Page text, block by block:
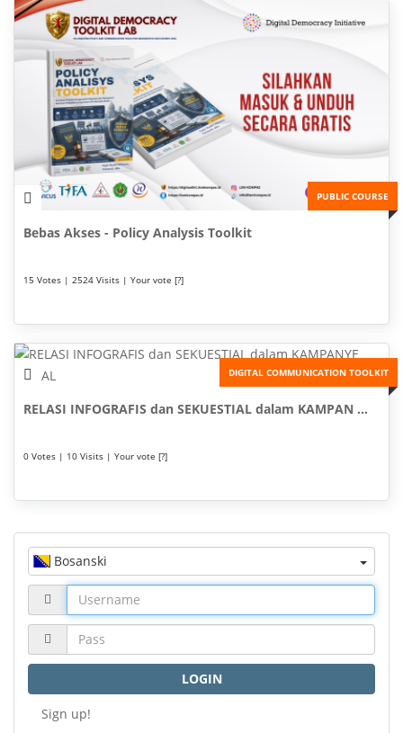
PUBLIC COURSE
Bebas Akses - Policy Analysis Toolkit
15 Votes | 2524 Visits | Your vote [?]
DIGITAL COMMUNICATION TOOLKIT
RELASI INFOGRAFIS dan SEKUESTIAL dalam KAMPAN ...
0 Votes | 10 Visits | Your vote [?]
Bosanski
LOGIN
Sign up!